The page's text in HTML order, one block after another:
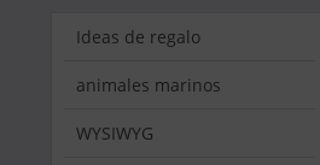
Ideas de regalo
animales marinos
WYSIWYG